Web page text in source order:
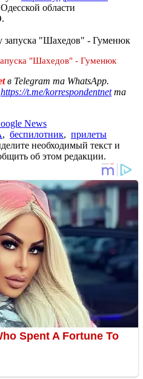
области
запуска "Шахедов" - Гуменюк
"Шахедов" - Гуменюк
в Telegram та WhatsApp.
https://t.me/korrespondentnetта
News
, беспилотник, прилеты
необходимый текст и
об этом редакции.